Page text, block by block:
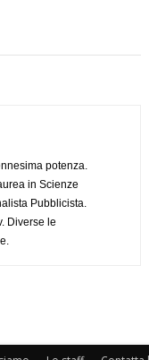
potenza.
in Scienze
Pubblicista.
Diverse le